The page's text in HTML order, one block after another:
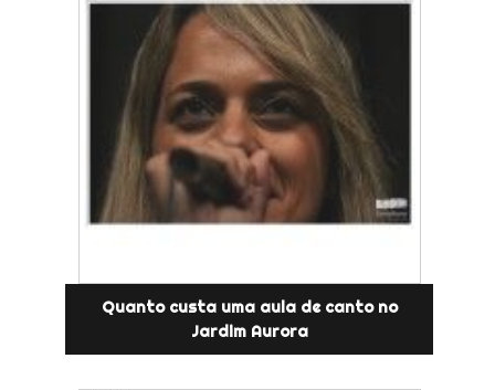
Quanto custa uma aula de canto no
Jardim Aurora